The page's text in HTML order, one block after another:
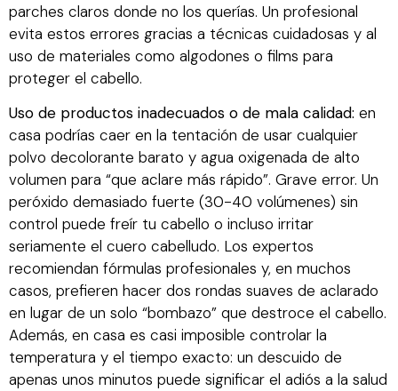
parches claros donde no los querías. Un profesional
evita estos errores gracias a técnicas cuidadosas y al
uso de materiales como algodones o films para
proteger el cabello.
Uso de productos inadecuados o de mala calidad: en
casa podrías caer en la tentación de usar cualquier
polvo decolorante barato y agua oxigenada de alto
volumen para “que aclare más rápido”. Grave error. Un
peróxido demasiado fuerte (30-40 volúmenes) sin
control puede freír tu cabello o incluso irritar
seriamente el cuero cabelludo. Los expertos
recomiendan fórmulas profesionales y, en muchos
casos, prefieren hacer dos rondas suaves de aclarado
en lugar de un solo “bombazo” que destroce el cabello.
Además, en casa es casi imposible controlar la
temperatura y el tiempo exacto: un descuido de
apenas unos minutos puede significar el adiós a la salud